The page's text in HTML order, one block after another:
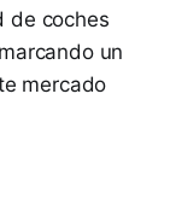
de coches
un
mercado